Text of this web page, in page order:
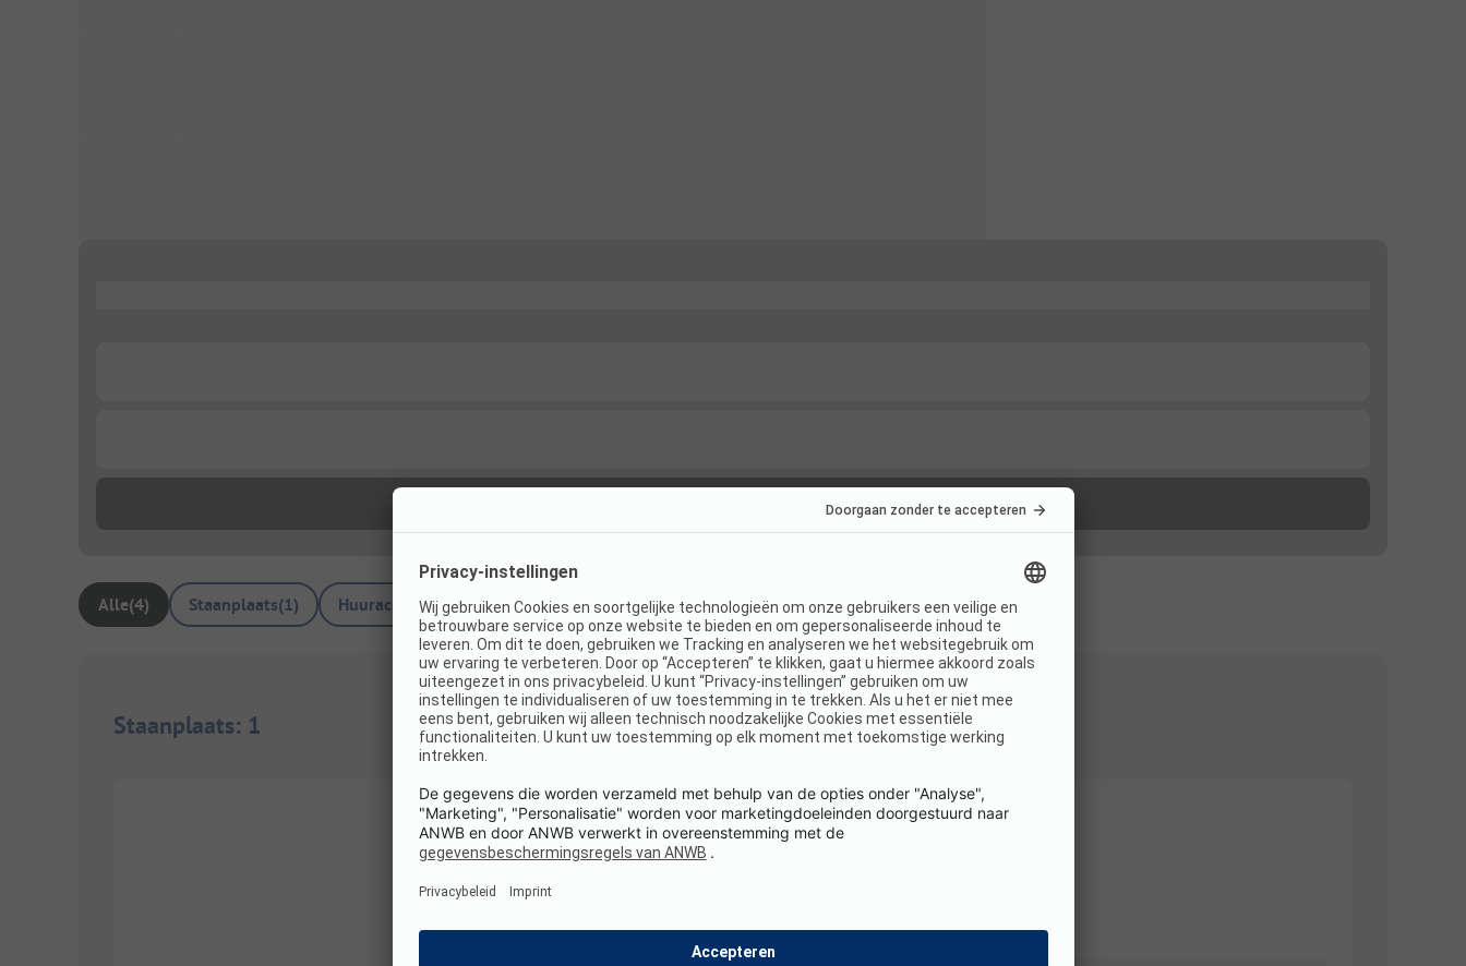
Alle(4) Staanplaats(1) Huuraccommodaties(3)
Staanplaats: 1 1/3
Pakket A : Standplaats + Voertuig
Staanplaats